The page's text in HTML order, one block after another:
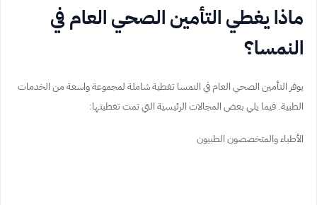
ماذا يغطي التأمين الصحي العام في
النمسا؟
يوفر التأمين الصحي العام في النمسا تغطية شاملة لمجموعة واسعة من الخدمات
الطبية. فيما يلي بعض المجالات الرئيسية التي تمت تغطيتها:
الأطباء والمتخصصون الطبيون